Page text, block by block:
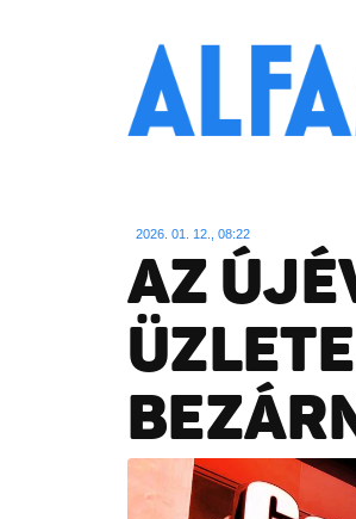
2026. 01. 12., 08:22
AZ